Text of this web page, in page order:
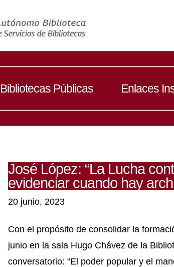
Bibliotecas Públicas Enlaces
José López: “La Lucha
evidenciar cuando hay
20 junio, 2023
Con el propósito de consolidar la
junio en la sala Hugo Chávez de la
conversatorio: “El poder popular y el